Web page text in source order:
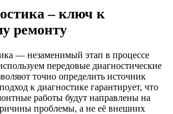
– ключ к
ремонту
— незаменимый этап в процессе
передовые диагностические
точно определить источник
к диагностике гарантирует, что
работы будут направлены на
проблемы, а не её внешних